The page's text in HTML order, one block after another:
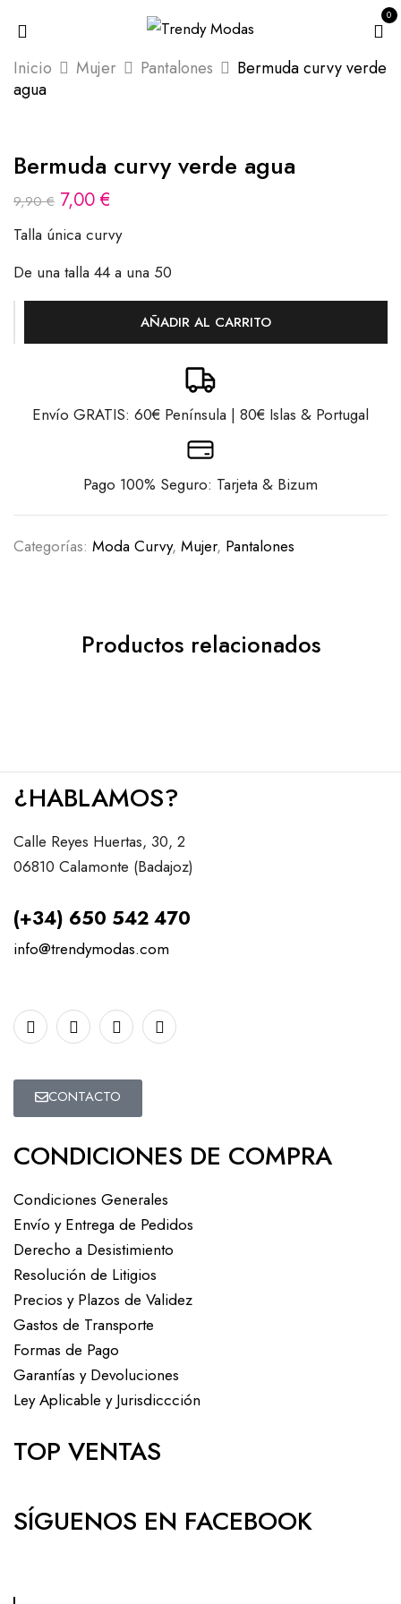
0
Inicio Mujer Pantalones
Bermuda curvy verde
agua
Bermuda curvy verde agua
9,90€ 7,00€
Talla única curvy
De una talla 44 a una 50
AÑADIR AL CARRITO
Envío GRATIS: 60€ Península | 80€ Islas & Portugal
Pago 100% Seguro: Tarjeta & Bizum
Categorías: Moda Curvy, Mujer, Pantalones
Productos relacionados
¿HABLAMOS?
Calle Reyes Huertas, 30, 2
06810 Calamonte (Badajoz)
(+34) 650 542 470
info@trendymodas.com
CONTACTO
CONDICIONES DE COMPRA
Condiciones Generales
Envío y Entrega de Pedidos
Derecho a Desistimiento
Resolución de Litigios
Precios y Plazos de Validez
Gastos de Transporte
Formas de Pago
Garantías y Devoluciones
Ley Aplicable y Jurisdiccción
TOP VENTAS
SÍGUENOS EN FACEBOOK